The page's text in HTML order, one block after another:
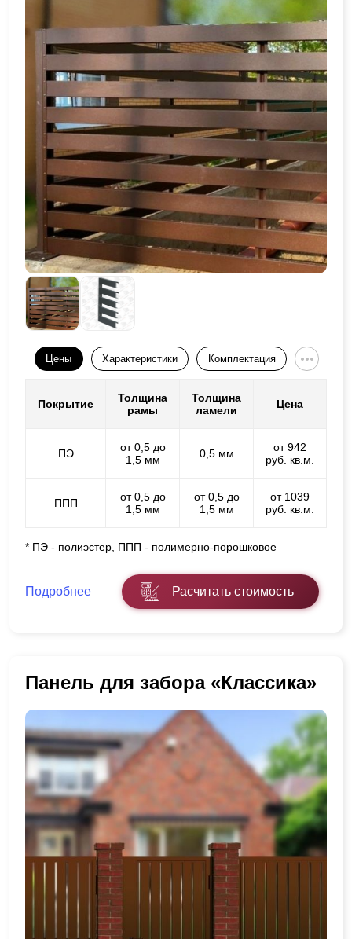
Цены Характеристики Комплектация
Покрытие
Толщина
рамы
Толщина
ламели
Цена
ПЭ
от 0,5 до
1,5 мм
0,5 мм
от 942
руб. кв.м.
ППП
от 0,5 до
1,5 мм
от 0,5 до
1,5 мм
от 1039
руб. кв.м.
* ПЭ - полиэстер, ППП - полимерно-порошковое
Подробнее Расчитать стоимость
Панель для забора «Классика»